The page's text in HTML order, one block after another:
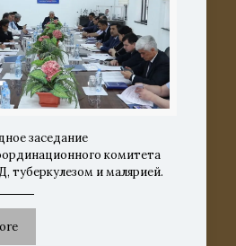
заседание
комитета
туберкулезом и малярией.